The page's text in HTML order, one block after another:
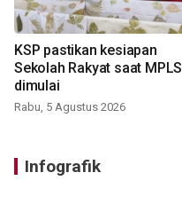
KSP pastikan kesiapan
Sekolah Rakyat saat MPLS
dimulai
Rabu, 5 Agustus 2026
Infografik